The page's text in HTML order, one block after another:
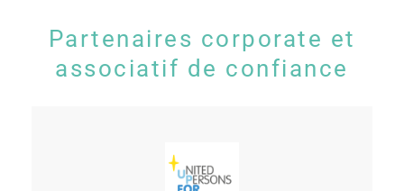
Partenaires corporate et
associatif de confiance